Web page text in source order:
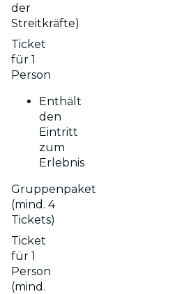
der
Streitkräfte)
Ticket
für 1
Person
Enthält
den
Eintritt
zum
Erlebnis
Gruppenpaket
(mind. 4
Tickets)
Ticket
für 1
Person
(mind.